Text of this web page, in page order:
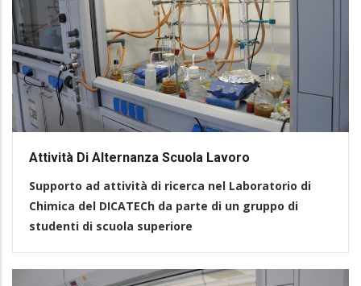
Attività Di Alternanza Scuola Lavoro
Supporto ad attività di ricerca nel Laboratorio di
Chimica del DICATECh da parte di un gruppo di
studenti di scuola superiore